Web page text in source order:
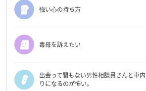
強い心の持ち方
毒母を訴えたい
出会って間もない男性相談員さんと車
りになるのが怖い。